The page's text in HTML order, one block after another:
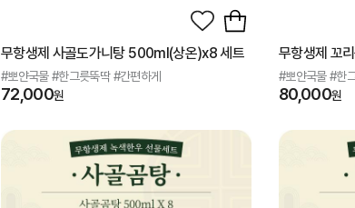
무항생제 사골도가니탕 500ml(상온)x8 세트
#뽀얀국물 #한그릇뚝딱 #간편하게
72,000원
무항생제 꼬
#뽀얀국물 #한
80,000원